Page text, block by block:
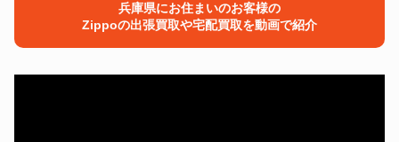
兵庫県にお住まいのお客様の
Zippoの出張買取や宅配買取を動画で紹介